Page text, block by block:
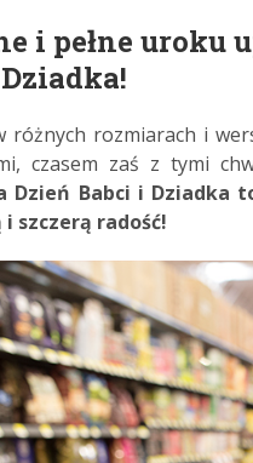
i pełne uroku
różnych rozmiarach i
czasem zaś z tymi
Dzień Babci i Dziadka
szczerą radość!